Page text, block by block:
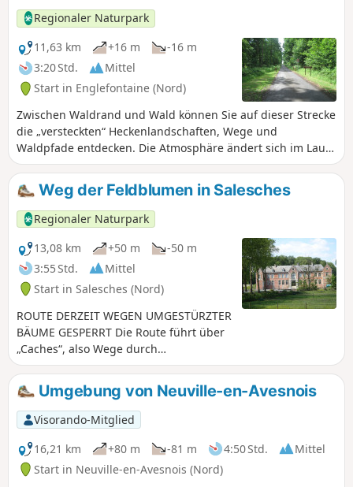
Regionaler Naturpark
11,63 km
+16 m
-16 m
3:20 Std.
Mittel
Start in Englefontaine (Nord)
Zwischen Waldrand und Wald können Sie auf dieser Strecke
die „versteckten“ Heckenlandschaften, Wege und
Waldpfade entdecken. Die Atmosphäre ändert sich im Laufe
der Jahreszeiten.
Weg der Feldblumen in Salesches
Regionaler Naturpark
13,08 km
+50 m
-50 m
3:55 Std.
Mittel
Start in Salesches (Nord)
ROUTE DERZEIT WEGEN UMGESTÜRZTER
BÄUME GESPERRT Die Route führt über
„Caches“, also Wege durch
Heckenlandschaften, die die
Ortschaften mit den umliegenden
Weiden verbinden, sowie
überLandwirtschaftswege und ruhige
Straßen.
Umgebung von Neuville-en-Avesnois
Visorando-Mitglied
16,21 km
+80 m -81 m 4:50 Std.
Mittel
Start in Neuville-en-Avesnois (Nord)